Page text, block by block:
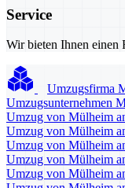
Service
Wir bieten Ihnen einen
Umzugsfirma
Umzugsunternehmen
Umzug von Mülheim
Umzug von Mülheim
Umzug von Mülheim
Umzug von Mülheim
Umzug von Mülheim